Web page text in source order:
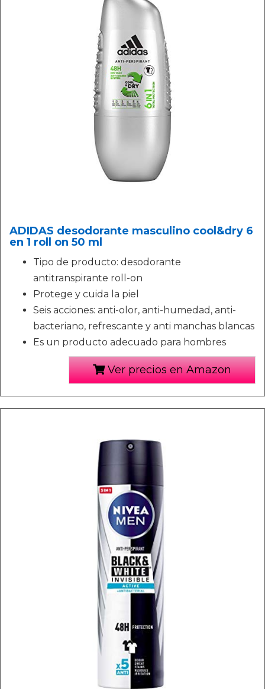
ADIDAS desodorante masculino cool&dry 6
en 1 roll on 50 ml
Tipo de producto: desodorante
antitranspirante roll-on
Protege y cuida la piel
Seis acciones: anti-olor, anti-humedad, anti-
bacteriano, refrescante y anti manchas blancas
Es un producto adecuado para hombres
Ver precios en Amazon